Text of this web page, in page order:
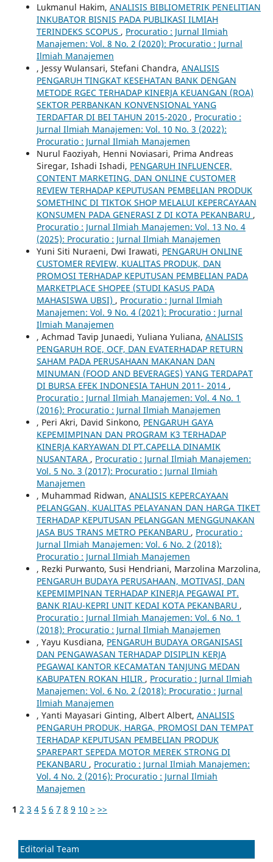
Lukmanul Hakim, ANALISIS BIBLIOMETRIK PENELITIAN
INKUBATOR BISNIS PADA PUBLIKASI ILMIAH
TERINDEKS SCOPUS , Procuratio : Jurnal Ilmiah
Manajemen: Vol. 8 No. 2 (2020): Procuratio : Jurnal
Ilmiah Manajemen
, Jessy Wulansari, Stefani Chandra, ANALISIS
PENGARUH TINGKAT KESEHATAN BANK DENGAN
METODE RGEC TERHADAP KINERJA KEUANGAN (ROA)
SEKTOR PERBANKAN KONVENSIONAL YANG
TERDAFTAR DI BEI TAHUN 2015-2020 , Procuratio :
Jurnal Ilmiah Manajemen: Vol. 10 No. 3 (2022):
Procuratio : Jurnal Ilmiah Manajemen
Nurul Faoziyah, Henni Noviasari, Prima Andreas
Siregar, Ishadi Ishadi, PENGARUH INFLUENCER,
CONTENT MARKETING, DAN ONLINE CUSTOMER
REVIEW TERHADAP KEPUTUSAN PEMBELIAN PRODUK
SOMETHINC DI TIKTOK SHOP MELALUI KEPERCAYAAN
KONSUMEN PADA GENERASI Z DI KOTA PEKANBARU ,
Procuratio : Jurnal Ilmiah Manajemen: Vol. 13 No. 4
(2025): Procuratio : Jurnal Ilmiah Manajemen
Yuni Siti Nuraeni, Dwi Irawati, PENGARUH ONLINE
CUSTOMER REVIEW, KUALITAS PRODUK, DAN
PROMOSI TERHADAP KEPUTUSAN PEMBELIAN PADA
MARKETPLACE SHOPEE (STUDI KASUS PADA
MAHASISWA UBSI) , Procuratio : Jurnal Ilmiah
Manajemen: Vol. 9 No. 4 (2021): Procuratio : Jurnal
Ilmiah Manajemen
, Achmad Tavip Junaedi, Yuliana Yuliana, ANALISIS
PENGARUH ROE, OCF, DAN EVATERHADAP RETURN
SAHAM PADA PERUSAHAAN MAKANAN DAN
MINUMAN (FOOD AND BEVERAGES) YANG TERDAPAT
DI BURSA EFEK INDONESIA TAHUN 2011- 2014 ,
Procuratio : Jurnal Ilmiah Manajemen: Vol. 4 No. 1
(2016): Procuratio : Jurnal Ilmiah Manajemen
, Peri Akri, David Sinkono, PENGARUH GAYA
KEPEMIMPINAN DAN PROGRAM K3 TERHADAP
KINERJA KARYAWAN DI PT.CAPELLA DINAMIK
NUSANTARA , Procuratio : Jurnal Ilmiah Manajemen:
Vol. 5 No. 3 (2017): Procuratio : Jurnal Ilmiah
Manajemen
, Muhammad Ridwan, ANALISIS KEPERCAYAAN
PELANGGAN, KUALITAS PELAYANAN DAN HARGA TIKET
TERHADAP KEPUTUSAN PELANGGAN MENGGUNAKAN
JASA BUS TRANS METRO PEKANBARU , Procuratio :
Jurnal Ilmiah Manajemen: Vol. 6 No. 2 (2018):
Procuratio : Jurnal Ilmiah Manajemen
, Rezki Purwanto, Susi Hendriani, Marzolina Marzolina,
PENGARUH BUDAYA PERUSAHAAN, MOTIVASI, DAN
KEPEMIMPINAN TERHADAP KINERJA PEGAWAI PT.
BANK RIAU-KEPRI UNIT KEDAI KOTA PEKANBARU ,
Procuratio : Jurnal Ilmiah Manajemen: Vol. 6 No. 1
(2018): Procuratio : Jurnal Ilmiah Manajemen
, Yayu Kusdiana, PENGARUH BUDAYA ORGANISASI
DAN PENGAWASAN TERHADAP DISIPLIN KERJA
PEGAWAI KANTOR KECAMATAN TANJUNG MEDAN
KABUPATEN ROKAN HILIR , Procuratio : Jurnal Ilmiah
Manajemen: Vol. 6 No. 2 (2018): Procuratio : Jurnal
Ilmiah Manajemen
, Yanti Mayasari Ginting, Albert Albert, ANALISIS
PENGARUH PRODUK, HARGA, PROMOSI DAN TEMPAT
TERHADAP KEPUTUSAN PEMBELIAN PRODUK
SPAREPART SEPEDA MOTOR MEREK STRONG DI
PEKANBARU , Procuratio : Jurnal Ilmiah Manajemen:
Vol. 4 No. 2 (2016): Procuratio : Jurnal Ilmiah
Manajemen
1 2 3 4 5 6 7 8 9 10 > >>
Editorial Team